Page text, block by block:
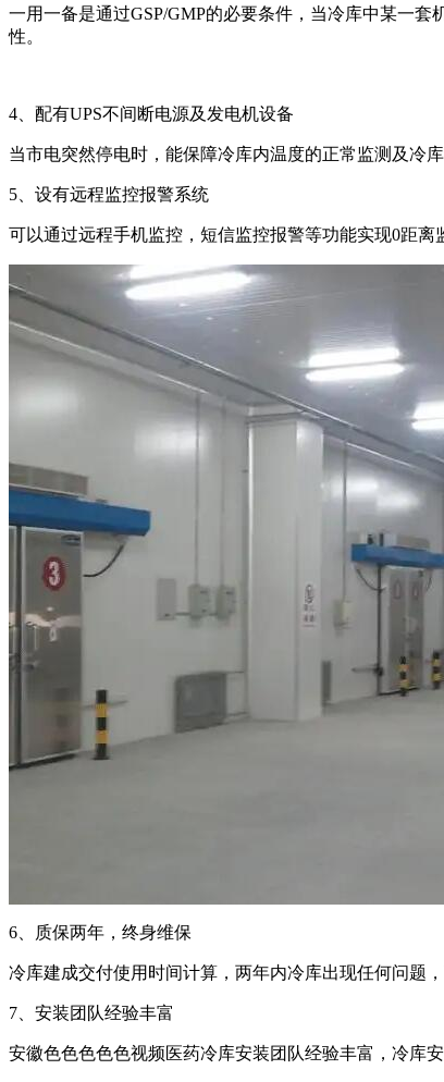
一用一备是通过GSP/GMP的必要条件，当冷库中某一套
性。
4、配有UPS不间断电源及发电机设备
当市电突然停电时，能保障冷库内温度的正常监测及冷库
5、设有远程监控报警系统
可以通过远程手机监控，短信监控报警等功能实现0距离监控
6、质保两年，终身维保
冷库建成交付使用时间计算，两年内冷库出现任何问题，可
7、安装团队经验丰富
安徽色色色色色视频医药冷库安装团队经验丰富，冷库安